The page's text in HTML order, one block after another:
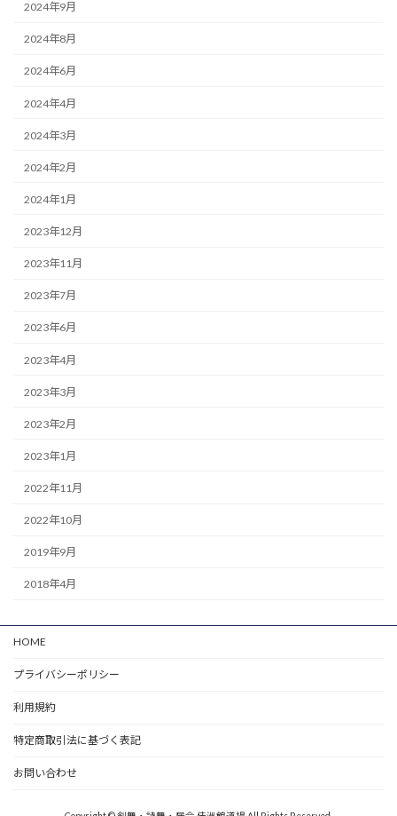
2024年9月
2024年8月
2024年6月
2024年4月
2024年3月
2024年2月
2024年1月
2023年12月
2023年11月
2023年7月
2023年6月
2023年4月
2023年3月
2023年2月
2023年1月
2022年11月
2022年10月
2019年9月
2018年4月
HOME
プライバシーポリシー
利用規約
特定商取引法に基づく表記
お問い合わせ